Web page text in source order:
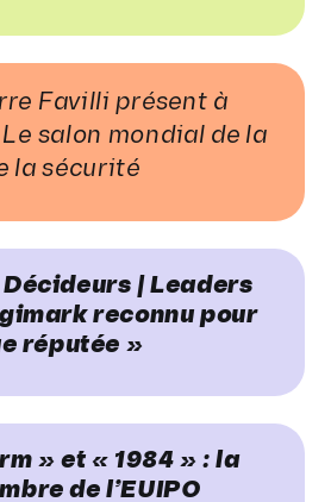
Favilli présent à
salon mondial de la
la sécurité
| Leaders
reconnu pour
réputée »
» et « 1984 » : la
de l’EUIPO